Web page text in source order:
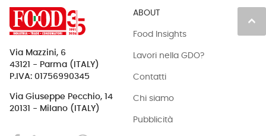
keyboard_arrow_up
Via Mazzini, 6
43121 - Parma (ITALY)
P.IVA: 01756990345
Via Giuseppe Pecchio, 14
20131 - Milano (ITALY)
ABOUT
Food Insights
Lavori nella GDO?
Contatti
Chi siamo
Pubblicità